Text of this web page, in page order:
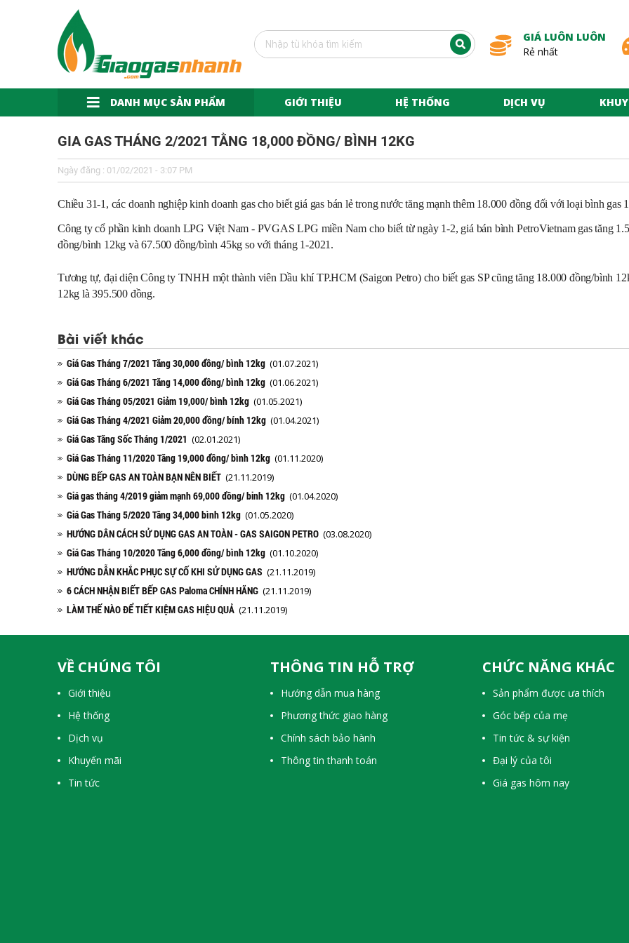
GIÁ LUÔN LUÔN
Rẻ nhất
DANH MỤC SẢN PHẨM GIỚI THIỆU HỆ THỐNG DỊCH VỤ
GIA GAS THÁNG 2/2021 TẰNG 18,000 ĐỒNG/ BÌNH 12KG
Ngày đăng : 01/02/2021 - 3:07 PM
Chiều 31-1, các doanh nghiệp kinh doanh gas cho biết giá gas bán lẻ trong nước tăng mạnh thêm 18.000 đồng đối với loại bình
Công ty cổ phần kinh doanh LPG Việt Nam - PVGAS LPG miền Nam cho biết từ ngày 1-2, giá bán bình PetroVietnam gas tăng
đồng/bình 12kg và 67.500 đồng/bình 45kg so với tháng 1-2021.
Tương tự, đại diện Công ty TNHH một thành viên Dầu khí TP.HCM (Saigon Petro) cho biết gas SP cũng tăng 18.000 đồng/bình
12kg là 395.500 đồng.
Bài viết khác
Giá Gas Tháng 7/2021 Tăng 30,000 đồng/ bình 12kg (01.07.2021)
Giá Gas Tháng 6/2021 Tăng 14,000 đồng/ bình 12kg (01.06.2021)
Giá Gas Tháng 05/2021 Giảm 19,000/ bình 12kg (01.05.2021)
Giá Gas Tháng 4/2021 Giảm 20,000 đồng/ bính 12kg (01.04.2021)
Giá Gas Tăng Sốc Tháng 1/2021 (02.01.2021)
Giá Gas Tháng 11/2020 Tăng 19,000 đồng/ bình 12kg (01.11.2020)
DÙNG BẾP GAS AN TOÀN BẠN NÊN BIẾT (21.11.2019)
Giá gas tháng 4/2019 giảm mạnh 69,000 đồng/ binh 12kg (01.04.2020)
Giá Gas Tháng 5/2020 Tăng 34,000 bình 12kg (01.05.2020)
HƯỚNG DÂN CÁCH SỬ DỤNG GAS AN TOÀN - GAS SAIGON PETRO (03.08.2020)
Giá Gas Tháng 10/2020 Tăng 6,000 đồng/ bình 12kg (01.10.2020)
HƯỚNG DẪN KHẮC PHỤC SỰ CỐ KHI SỬ DỤNG GAS (21.11.2019)
6 CÁCH NHẬN BIẾT BẾP GAS Paloma CHÍNH HÃNG (21.11.2019)
LÀM THẾ NÀO ĐỂ TIẾT KIỆM GAS HIỆU QUẢ (21.11.2019)
VỀ CHÚNG TÔI
Giới thiệu
Hệ thống
Dịch vụ
Khuyến mãi
Tin tức
THÔNG TIN HỖ TRỢ
Hướng dẫn mua hàng
Phương thức giao hàng
Chính sách bảo hành
Thông tin thanh toán
CHỨC NĂNG KHÁC
Sản phẩm được ưa thích
Góc bếp của mẹ
Tin tức & sự kiện
Đại lý của tôi
Giá gas hôm nay